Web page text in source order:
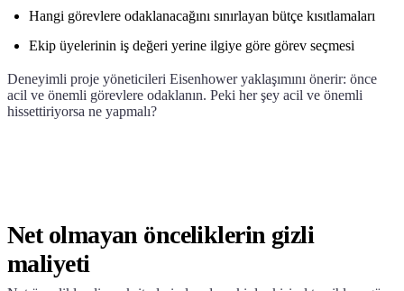
Hangi görevlere odaklanacağını sınırlayan bütçe kısıtlamaları
Ekip üyelerinin iş değeri yerine ilgiye göre görev seçmesi
Deneyimli proje yöneticileri Eisenhower yaklaşımını önerir: önce
acil ve önemli görevlere odaklanın. Peki her şey acil ve önemli
hissettiriyorsa ne yapmalı?
Net olmayan önceliklerin gizli
maliyeti